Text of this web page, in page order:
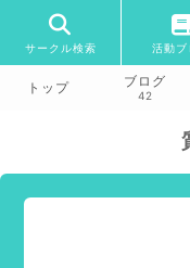
サークル検索 活動ブ
トップ ブログ
42